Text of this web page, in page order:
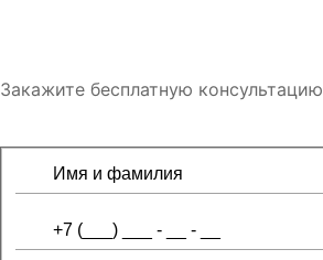
Закажите бесплатную консультацию